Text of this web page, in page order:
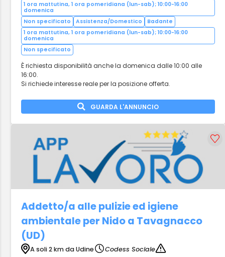
1 ora mattutina, 1 ora pomeridiana (lun-sab); 10:00-16:00
domenica
Non specificato
Assistenza/Domestico
Badante
1 ora mattutina, 1 ora pomeridiana (lun-sab); 10:00-16:00
domenica
Non specificato
È richiesta disponibilità anche la domenica dalle 10:00 alle
16:00.
Si richiede interesse reale per la posizione offerta.
GUARDA L'ANNUNCIO
Addetto/a alle pulizie ed igiene
ambientale per Nido a Tavagnacco
(UD)
A soli 2 km da Udine
Codess Sociale